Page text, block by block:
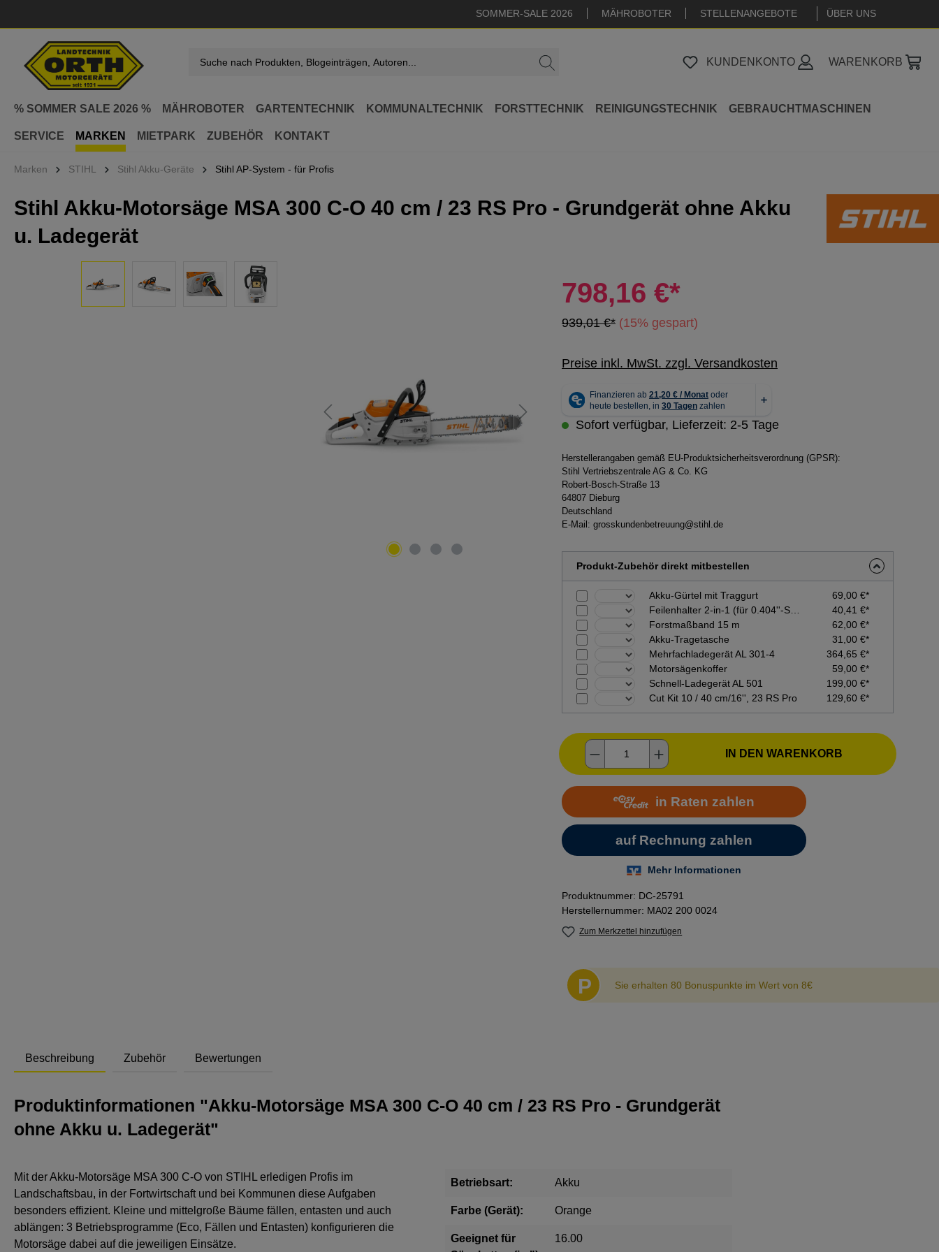
SOMMER-SALE 2026 MÄHROBOTER STELLENANGEBOTE ÜBER UNS
KUNDENKONTO WARENKORB
% SOMMER SALE 2026 % MÄHROBOTER GARTENTECHNIK KOMMUNALTECHNIK FORSTTECHNIK REINIGUNGSTECHNIK GEBRAUCHTMASCHINEN
SERVICE MARKEN MIETPARK ZUBEHÖR KONTAKT
Marken STIHL Stihl Akku-Geräte Stihl AP-System - für Profis
Stihl Akku-Motorsäge MSA 300 C-O 40 cm / 23 RS Pro - Grundgerät ohne Akku
u. Ladegerät
798,16 €*
939,01 €* (15% gespart)
Preise inkl. MwSt. zzgl. Versandkosten
Sofort verfügbar, Lieferzeit: 2-5 Tage
Herstellerangaben gemäß EU-Produktsicherheitsverordnung (GPSR):
Stihl Vertriebszentrale AG & Co. KG
Robert-Bosch-Straße 13
64807 Dieburg
Deutschland
E-Mail: grosskundenbetreuung@stihl.de
Produkt-Zubehör direkt mitbestellen
Akku-Gürtel mit Traggurt
69,00 €*
40,41 €*
Forstmaßband 15 m
62,00 €*
Akku-Tragetasche
31,00 €*
Mehrfachladegerät AL 301-4
364,65 €*
Motorsägenkoffer
59,00 €*
Schnell-Ladegerät AL 501
199,00 €*
Cut Kit 10 / 40 cm/16'', 23 RS Pro
129,60 €*
Produkt Anzahl: Gib den gewünschten Wert
IN DEN WARENKORB
Produktnummer: DC-25791
Herstellernummer: MA02 200 0024
Zum Merkzettel hinzufügen
P Sie erhalten 80 Bonuspunkte im Wert von 8€
Beschreibung Zubehör Bewertungen
Produktinformationen "Akku-Motorsäge MSA 300 C-O 40 cm / 23 RS Pro - Grundgerät
ohne Akku u. Ladegerät"
Mit der Akku-Motorsäge MSA 300 C-O von STIHL erledigen Profis im
Landschaftsbau, in der Fortwirtschaft und bei Kommunen diese Aufgaben
besonders effizient. Kleine und mittelgroße Bäume fällen, entasten und auch
ablängen: 3 Betriebsprogramme (Eco, Fällen und Entasten) konfigurieren die
Motorsäge dabei auf die jeweiligen Einsätze.
Betriebsart: Akku
Farbe (Gerät): Orange
Geeignet für
16.00